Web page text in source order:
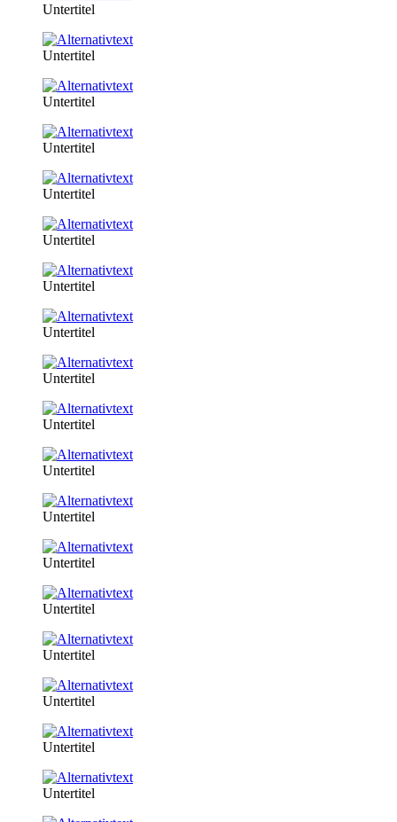
Untertitel
Untertitel
Untertitel
Untertitel
Untertitel
Untertitel
Untertitel
Untertitel
Untertitel
Untertitel
Untertitel
Untertitel
Untertitel
Untertitel
Untertitel
Untertitel
Untertitel
Untertitel